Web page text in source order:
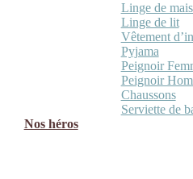
Linge de
Linge de lit
Vêtement
Pyjama
Peignoir
Peignoir
Chaussons
Serviette de
Nos héros